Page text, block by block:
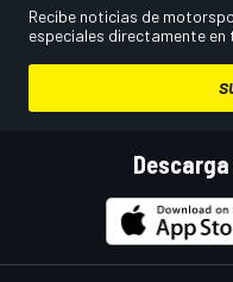
Recibe noticias de
especiales directamente